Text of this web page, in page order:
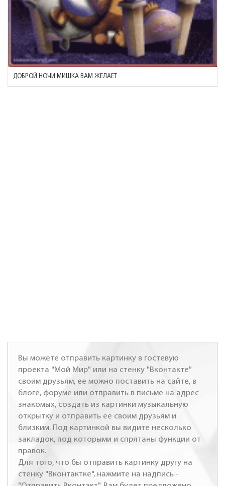
ДОБРОЙ НОЧИ МИШКА ВАМ ЖЕЛАЕТ
Вы можете отправить картинку в гостевую
проекта "Мой Мир" или на стенку "Вконтакте"
своим друзьям, ее можно поставить на сайте, в
блоге, форуме или отправить в письме на адрес
знакомых, создать из картинки музыкальную
открытку и отправить ее своим друзьям и
близким. Под картинкой вы видите несколько
закладок, под которыми и спрятаны функции от
правок.
Для того, что бы отправить картинку другу на
стенку "Вконтактке", нажмите на надпись -